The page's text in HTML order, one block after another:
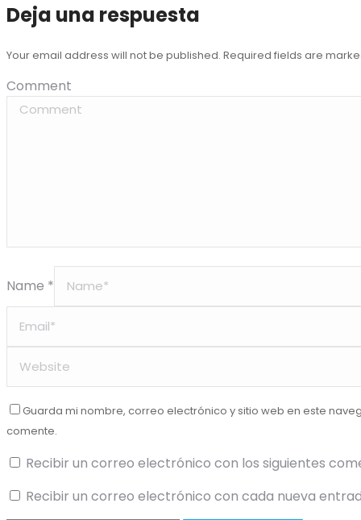
Deja una respuesta
Your email address will not be published. Required fields are
Comment
Name *
Guarda mi nombre, correo electrónico y sitio web en este
comente.
Recibir un correo electrónico con los siguientes
Recibir un correo electrónico con cada nueva